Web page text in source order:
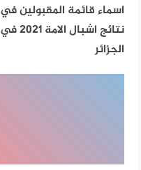
اسماء قائمة المقبولين في
نتائج اشبال الامة 2021 في
الجزائر